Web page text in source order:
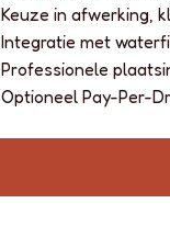
Keuze in afwerking,
Integratie met
Professionele
Optioneel Pay-Per-